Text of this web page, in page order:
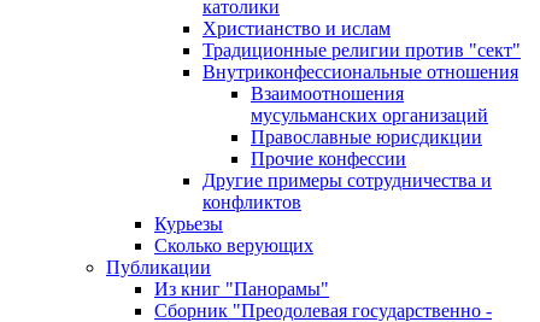
католики
Христианство и ислам
Традиционные религии против "сект"
Внутриконфессиональные отношения
Взаимоотношения
мусульманских организаций
Православные юрисдикции
Прочие конфессии
Другие примеры сотрудничества и
конфликтов
Курьезы
Сколько верующих
Публикации
Из книг "Панорамы"
Сборник "Преодолевая государственно -